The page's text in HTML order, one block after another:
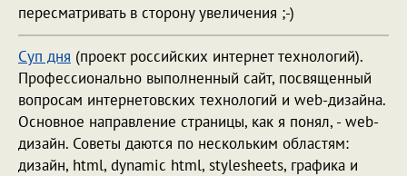
пересматривать в сторону увеличения ;-)
Суп дня (проект российских интернет технологий).
Профессионально выполненный сайт, посвященный
вопросам интернетовских технологий и web-дизайна.
Основное направление страницы, как я понял, - web-
дизайн. Советы даются по нескольким областям:
дизайн, html, dynamic html, stylesheets, графика и